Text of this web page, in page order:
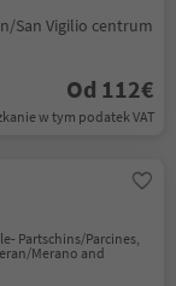
San Vigilio centrum
Od 112€
w tym podatek VAT
Partschins/Parcines,
Merano and